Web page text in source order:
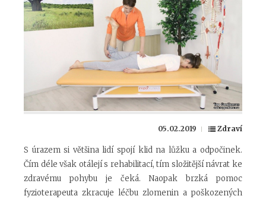
05.02.2019 Zdraví
S úrazem si většina lidí spojí klid na lůžku a odpočinek.
Čím déle však otálejí s rehabilitací, tím složitější návrat ke
zdravému pohybu je čeká. Naopak brzká pomoc
fyzioterapeuta zkracuje léčbu zlomenin a poškozených